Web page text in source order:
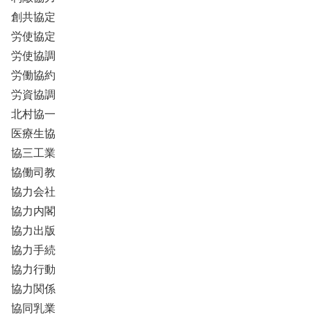
創共協定
労使協定
労使協調
労働協約
労資協調
北村協一
医療生協
協三工業
協働司教
協力会社
協力内閣
協力出版
協力手続
協力行動
協力関係
協同乳業